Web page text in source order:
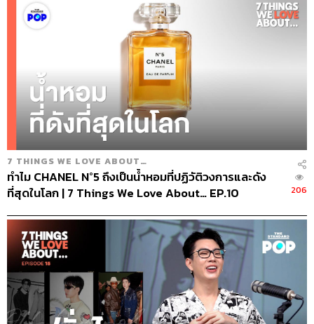
7 THINGS WE LOVE ABOUT…
ทำไม CHANEL N°5 ถึงเป็นน้ำหอมที่ปฏิวัติวงการและดัง
ที่สุดในโลก | 7 Things We Love About… EP.10
206